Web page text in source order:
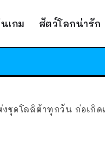
เกม สัตว์โลกน่ารัก
ชุดโลลิต้าทุกวัน ก่อเกิด